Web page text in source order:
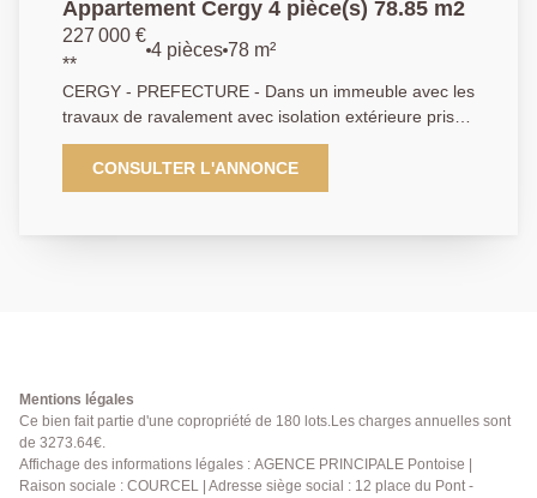
Appartement Cergy 4 pièce(s) 78.85 m2
227 000 €
**
4 pièces 78 m²
CERGY - PREFECTURE - Dans un immeuble avec les
travaux de ravalement avec isolation extérieure pris
en charge par le vendeur, dans la résidence très
calme et recherchée "Chemin Dupuis", face au parc
de la préfecture, et à deux pas des commerces et de
CONSULTER L'ANNONCE
Mentions légales
Ce bien fait partie d'une copropriété de 180 lots.Les charges annuelles sont
de 3273.64€.
Affichage des informations légales : AGENCE PRINCIPALE Pontoise |
Raison sociale : COURCEL | Adresse siège social : 12 place du Pont -